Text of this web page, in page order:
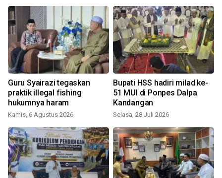
Guru Syairazi tegaskan
praktik illegal fishing
hukumnya haram
Kamis, 6 Agustus 2026
Bupati HSS hadiri milad ke-
51 MUI di Ponpes Dalpa
Kandangan
Selasa, 28 Juli 2026